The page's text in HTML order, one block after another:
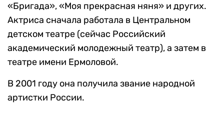
«Бригада», «Моя прекрасная няня» и других.
Актриса сначала работала в Центральном
детском театре (сейчас Российский
академический молодежный театр), а затем в
театре имени Ермоловой.
В 2001 году она получила звание народной
артистки России.